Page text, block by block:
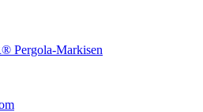
Pergola-Markisen